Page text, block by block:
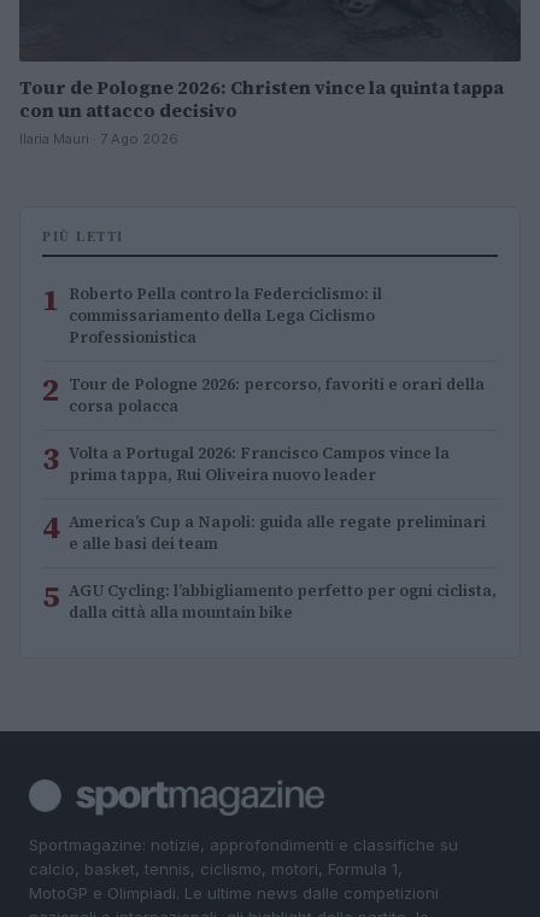
Tour de Pologne 2026: Christen vince la quinta tappa
con un attacco decisivo
Ilaria Mauri · 7 Ago 2026
PIÙ LETTI
1 Roberto Pella contro la Federciclismo: il
commissariamento della Lega Ciclismo
Professionistica
2 Tour de Pologne 2026: percorso, favoriti e orari della
corsa polacca
3 Volta a Portugal 2026: Francisco Campos vince la
prima tappa, Rui Oliveira nuovo leader
4 America’s Cup a Napoli: guida alle regate preliminari
e alle basi dei team
5 AGU Cycling: l’abbigliamento perfetto per ogni ciclista,
dalla città alla mountain bike
Sportmagazine: notizie, approfondimenti e classifiche su
calcio, basket, tennis, ciclismo, motori, Formula 1,
MotoGP e Olimpiadi. Le ultime news dalle competizioni